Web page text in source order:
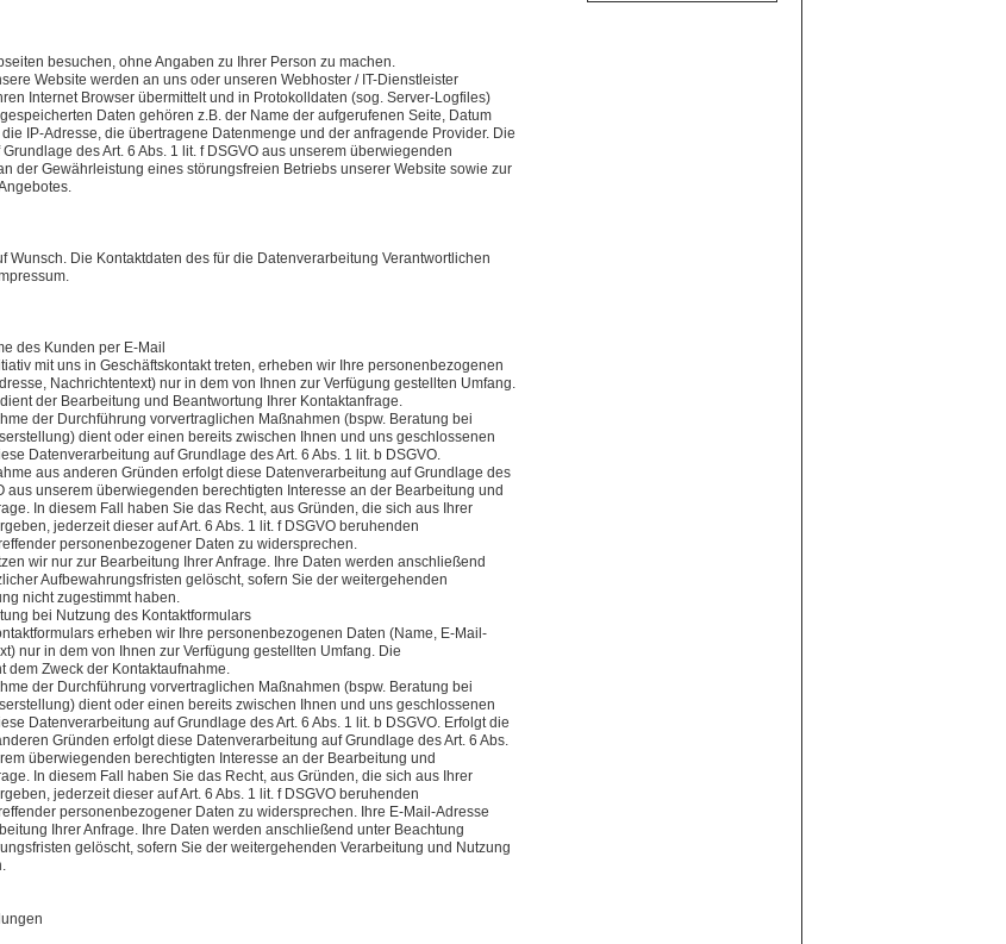
besuchen, ohne Angaben zu Ihrer Person zu machen.
Website werden an uns oder unseren Webhoster / IT-Dienstleister
Internet Browser übermittelt und in Protokolldaten (sog. Server-Logfiles)
Daten gehören z.B. der Name der aufgerufenen Seite, Datum
IP-Adresse, die übertragene Datenmenge und der anfragende Provider. Die
des Art. 6 Abs. 1 lit. f DSGVO aus unserem überwiegenden
der Gewährleistung eines störungsfreien Betriebs unserer Website sowie zur
Wunsch. Die Kontaktdaten des für die Datenverarbeitung Verantwortlichen
des Kunden per E-Mail
mit uns in Geschäftskontakt treten, erheben wir Ihre personenbezogenen
Nachrichtentext) nur in dem von Ihnen zur Verfügung gestellten Umfang.
der Bearbeitung und Beantwortung Ihrer Kontaktanfrage.
der Durchführung vorvertraglichen Maßnahmen (bspw. Beratung bei
dient oder einen bereits zwischen Ihnen und uns geschlossenen
Datenverarbeitung auf Grundlage des Art. 6 Abs. 1 lit. b DSGVO.
aus anderen Gründen erfolgt diese Datenverarbeitung auf Grundlage des
aus unserem überwiegenden berechtigten Interesse an der Bearbeitung und
In diesem Fall haben Sie das Recht, aus Gründen, die sich aus Ihrer
jederzeit dieser auf Art. 6 Abs. 1 lit. f DSGVO beruhenden
personenbezogener Daten zu widersprechen.
wir nur zur Bearbeitung Ihrer Anfrage. Ihre Daten werden anschließend
Aufbewahrungsfristen gelöscht, sofern Sie der weitergehenden
nicht zugestimmt haben.
bei Nutzung des Kontaktformulars
erheben wir Ihre personenbezogenen Daten (Name, E-Mail-
nur in dem von Ihnen zur Verfügung gestellten Umfang. Die
dem Zweck der Kontaktaufnahme.
der Durchführung vorvertraglichen Maßnahmen (bspw. Beratung bei
dient oder einen bereits zwischen Ihnen und uns geschlossenen
Datenverarbeitung auf Grundlage des Art. 6 Abs. 1 lit. b DSGVO. Erfolgt die
Gründen erfolgt diese Datenverarbeitung auf Grundlage des Art. 6 Abs.
überwiegenden berechtigten Interesse an der Bearbeitung und
In diesem Fall haben Sie das Recht, aus Gründen, die sich aus Ihrer
jederzeit dieser auf Art. 6 Abs. 1 lit. f DSGVO beruhenden
personenbezogener Daten zu widersprechen. Ihre E-Mail-Adresse
Ihrer Anfrage. Ihre Daten werden anschließend unter Beachtung
gelöscht, sofern Sie der weitergehenden Verarbeitung und Nutzung